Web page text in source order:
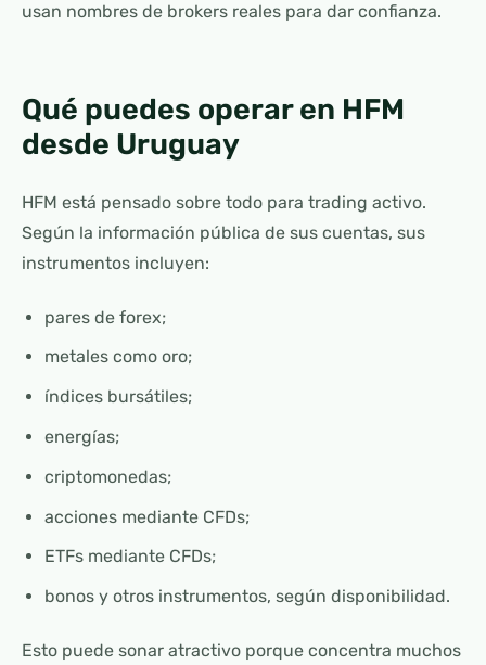
usan nombres de brokers reales para dar confianza.
Qué puedes operar en HFM
desde Uruguay
HFM está pensado sobre todo para trading activo.
Según la información pública de sus cuentas, sus
instrumentos incluyen:
pares de forex;
metales como oro;
índices bursátiles;
energías;
criptomonedas;
acciones mediante CFDs;
ETFs mediante CFDs;
bonos y otros instrumentos, según disponibilidad.
Esto puede sonar atractivo porque concentra muchos